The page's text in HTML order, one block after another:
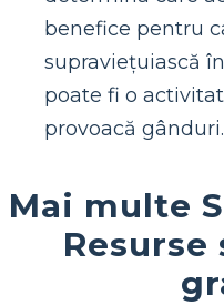
benefice pentru
supraviețuiască
poate fi o
provoacă gânduri.
Mai multe